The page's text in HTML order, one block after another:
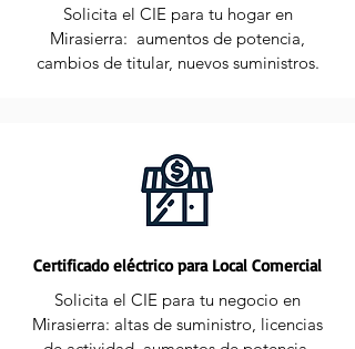
Solicita el CIE para tu hogar en
Mirasierra: aumentos de potencia,
cambios de titular, nuevos suministros.
Certificado eléctrico para Local Comercial
Solicita el CIE para tu negocio en
Mirasierra: altas de suministro, licencias